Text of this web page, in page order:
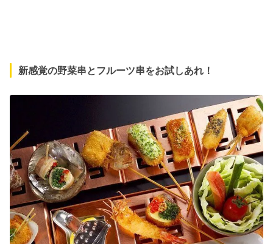
新感覚の野菜串とフルーツ串をお試しあれ！